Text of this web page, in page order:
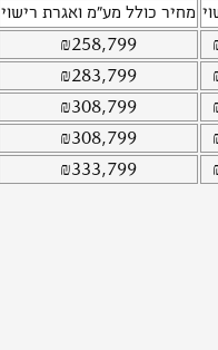
מחיר כולל מע"מ ואגרת רישוי
₪258,799
₪283,799
₪308,799
₪308,799
₪333,799